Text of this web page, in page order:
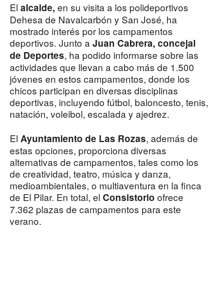
El alcalde, en su visita a los polideportivos
Dehesa de Navalcarbón y San José, ha
mostrado interés por los campamentos
deportivos. Junto a Juan Cabrera, concejal
de Deportes, ha podido informarse sobre las
actividades que llevan a cabo más de 1.500
jóvenes en estos campamentos, donde los
chicos participan en diversas disciplinas
deportivas, incluyendo fútbol, baloncesto, tenis,
natación, voleibol, escalada y ajedrez.
El Ayuntamiento de Las Rozas, además de
estas opciones, proporciona diversas
alternativas de campamentos, tales como los
de creatividad, teatro, música y danza,
medioambientales, o multiaventura en la finca
de El Pilar. En total, el Consistorio ofrece
7.362 plazas de campamentos para este
verano.